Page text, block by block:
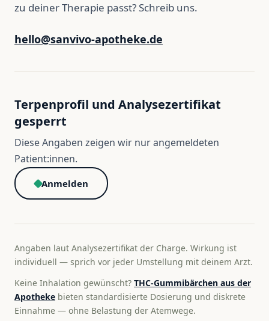
zu deiner Therapie passt? Schreib uns.
hello@sanvivo-apotheke.de
Terpenprofil und Analysezertifikat
gesperrt
Diese Angaben zeigen wir nur angemeldeten
Patient:innen.
Anmelden
Angaben laut Analysezertifikat der Charge. Wirkung ist
individuell — sprich vor jeder Umstellung mit deinem Arzt.
Keine Inhalation gewünscht? THC-Gummibärchen aus der
Apotheke bieten standardisierte Dosierung und diskrete
Einnahme — ohne Belastung der Atemwege.